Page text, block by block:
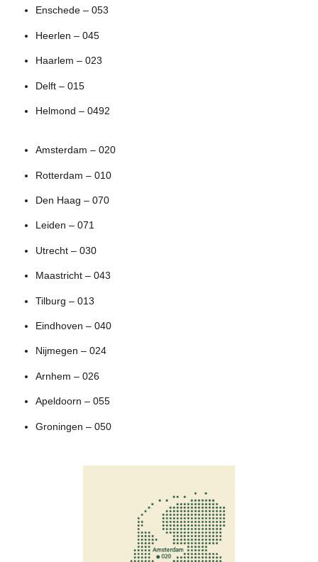
Enschede – 053
Heerlen – 045
Haarlem – 023
Delft – 015
Helmond – 0492
Amsterdam – 020
Rotterdam – 010
Den Haag – 070
Leiden – 071
Utrecht – 030
Maastricht – 043
Tilburg – 013
Eindhoven – 040
Nijmegen – 024
Arnhem – 026
Apeldoorn – 055
Groningen – 050